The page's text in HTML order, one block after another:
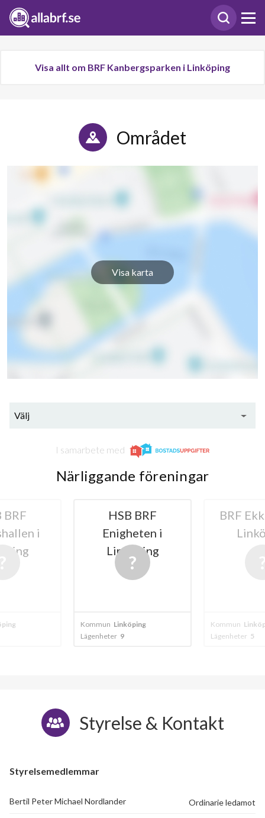
Visa allt om BRF Kanbergsparken i Linköping
Området
Visa karta
Välj
I samarbete med
Närliggande föreningar
BRF
i
HSB BRF
Enigheten i
Linköping
Kommun Linköping
Lägenheter 9
BRF
Kommun
Lägenheter 5
Styrelse & Kontakt
Styrelsemedlemmar
Bertil Peter Michael Nordlander Ordinarie ledamot